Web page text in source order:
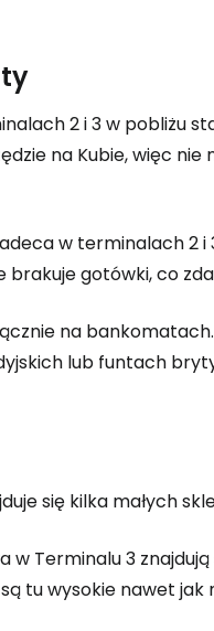
2 i 3 w pobliżu
na Kubie, więc
w terminalach 2 i
gotówki, co
na
lub funtach
się kilka małych
Terminalu 3
tu wysokie nawet
się do
Kontynuuj
Kontynuuj z